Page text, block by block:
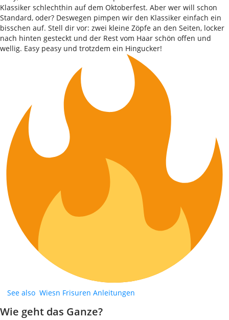
Klassiker schlechthin auf dem Oktoberfest. Aber wer will schon
Standard, oder? Deswegen pimpen wir den Klassiker einfach ein
bisschen auf. Stell dir vor: zwei kleine Zöpfe an den Seiten, locker
nach hinten gesteckt und der Rest vom Haar schön offen und
wellig. Easy peasy und trotzdem ein Hingucker!
See also Wiesn Frisuren Anleitungen
Wie geht das Ganze?